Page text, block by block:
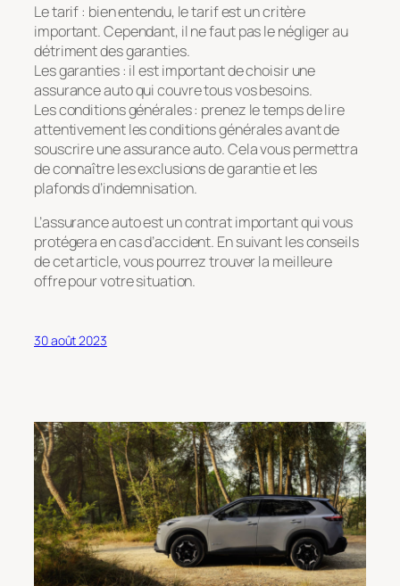
Le tarif : bien entendu, le tarif est un critère
important. Cependant, il ne faut pas le négliger au
détriment des garanties.
Les garanties : il est important de choisir une
assurance auto qui couvre tous vos besoins.
Les conditions générales : prenez le temps de lire
attentivement les conditions générales avant de
souscrire une assurance auto. Cela vous permettra
de connaître les exclusions de garantie et les
plafonds d’indemnisation.
L’assurance auto est un contrat important qui vous
protégera en cas d’accident. En suivant les conseils
de cet article, vous pourrez trouver la meilleure
offre pour votre situation.
30 août 2023